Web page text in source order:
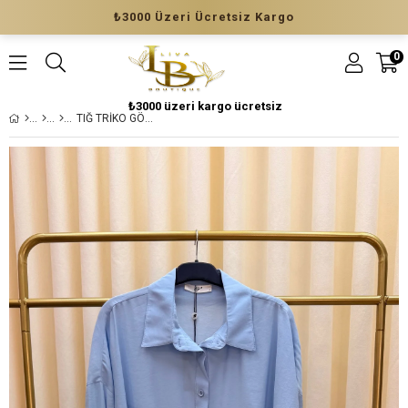
₺3000 Üzeri Ücretsiz Kargo
₺3000 üzeri kargo ücretsiz
0
TIĞ TRİKO GÖMLEK 4037 MAVİ